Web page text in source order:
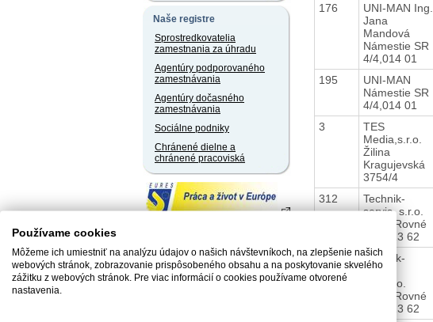
Naše registre
Sprostredkovatelia
zamestnania za úhradu
Agentúry podporovaného
zamestnávania
Agentúry dočasného
zamestnávania
Sociálne podniky
Chránené dielne a
chránené pracoviská
176
UNI-MAN Ing.
Jana
Mandová
Námestie SR
4/4,014 01
195
UNI-MAN
Námestie SR
4/4,014 01
3
TES
Media,s.r.o.
Žilina
Kragujevská
3754/4
312
Technik-
servis, s.r.o.
Veľké Rovné
115,013 62
260
Technik-
servis
HB,s.r.o.
Veľké Rovné
115,013 62
Používame cookies
Môžeme ich umiestniť na analýzu údajov o našich návštevníkoch, na zlepšenie našich
webových stránok, zobrazovanie prispôsobeného obsahu a na poskytovanie skvelého
zážitku z webových stránok. Pre viac informácií o cookies používame otvorené
nastavenia.